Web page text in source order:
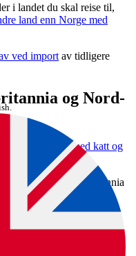
i landet du skal reise til,
land enn Norge med
ved import av tidligere
og Nord-
Fra Sverige med katt og
for reiser fra Storbritannia
Irland, kan du bruke
dyr